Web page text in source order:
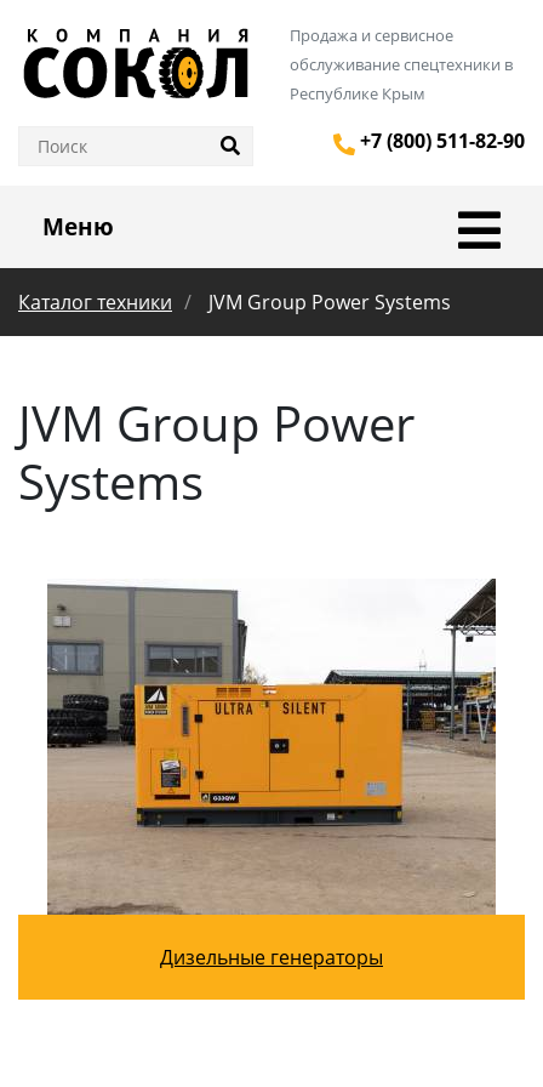
Продажа и сервисное
обслуживание спецтехники в
Республике Крым
+7 (800) 511-82-90
Меню
Каталог техники JVM Group Power Systems
JVM Group Power
Systems
Дизельные генераторы